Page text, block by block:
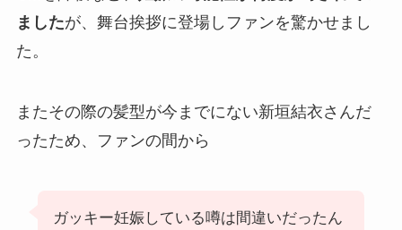
ましたが、舞台挨拶に登場しファンを驚かせまし
た。
またその際の髪型が今までにない新垣結衣さんだ
ったため、ファンの間から
ガッキー妊娠している噂は間違いだったん